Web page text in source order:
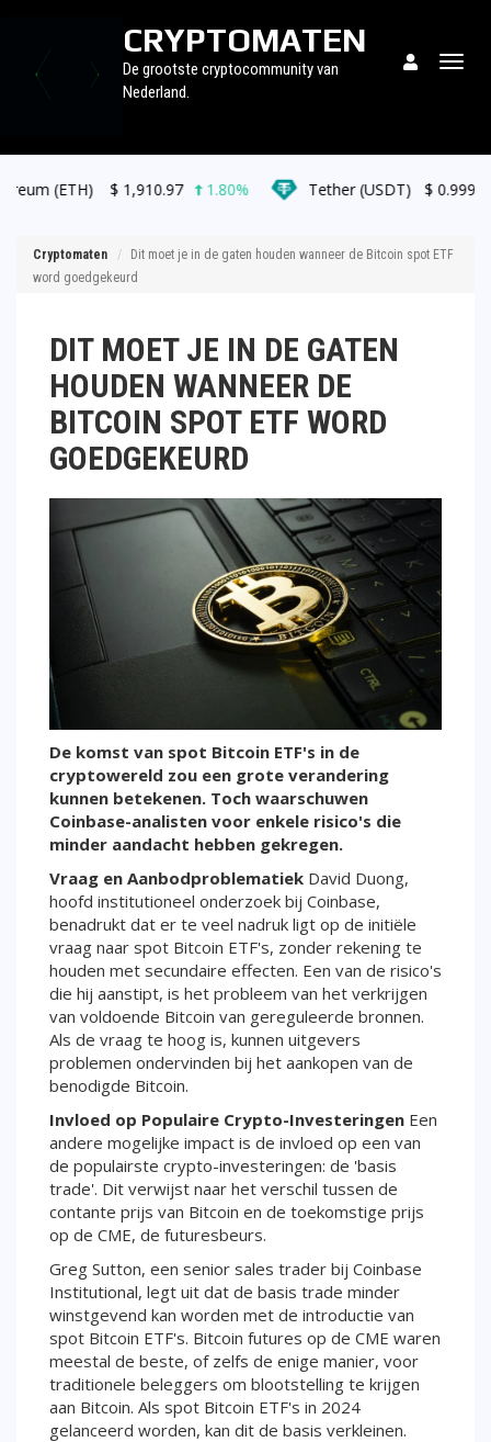
CRYPTOMATEN
De grootste cryptocommunity van
Nederland.
$1,910.97 1.80% Tether (USDT) $0.999119 0.00%
Cryptomaten
Dit moet je in de gaten houden wanneer de Bitcoin spot ETF
word goedgekeurd
DIT MOET JE IN DE GATEN
HOUDEN WANNEER DE
BITCOIN SPOT ETF WORD
GOEDGEKEURD
De komst van spot Bitcoin ETF's in de
cryptowereld zou een grote verandering
kunnen betekenen. Toch waarschuwen
Coinbase-analisten voor enkele risico's die
minder aandacht hebben gekregen.
Vraag en Aanbodproblematiek David Duong,
hoofd institutioneel onderzoek bij Coinbase,
benadrukt dat er te veel nadruk ligt op de initiële
vraag naar spot Bitcoin ETF's, zonder rekening te
houden met secundaire effecten. Een van de risico's
die hij aanstipt, is het probleem van het verkrijgen
van voldoende Bitcoin van gereguleerde bronnen.
Als de vraag te hoog is, kunnen uitgevers
problemen ondervinden bij het aankopen van de
benodigde Bitcoin.
Invloed op Populaire Crypto-Investeringen Een
andere mogelijke impact is de invloed op een van
de populairste crypto-investeringen: de 'basis
trade'. Dit verwijst naar het verschil tussen de
contante prijs van Bitcoin en de toekomstige prijs
op de CME, de futuresbeurs.
Greg Sutton, een senior sales trader bij Coinbase
Institutional, legt uit dat de basis trade minder
winstgevend kan worden met de introductie van
spot Bitcoin ETF's. Bitcoin futures op de CME waren
meestal de beste, of zelfs de enige manier, voor
traditionele beleggers om blootstelling te krijgen
aan Bitcoin. Als spot Bitcoin ETF's in 2024
gelanceerd worden, kan dit de basis verkleinen.